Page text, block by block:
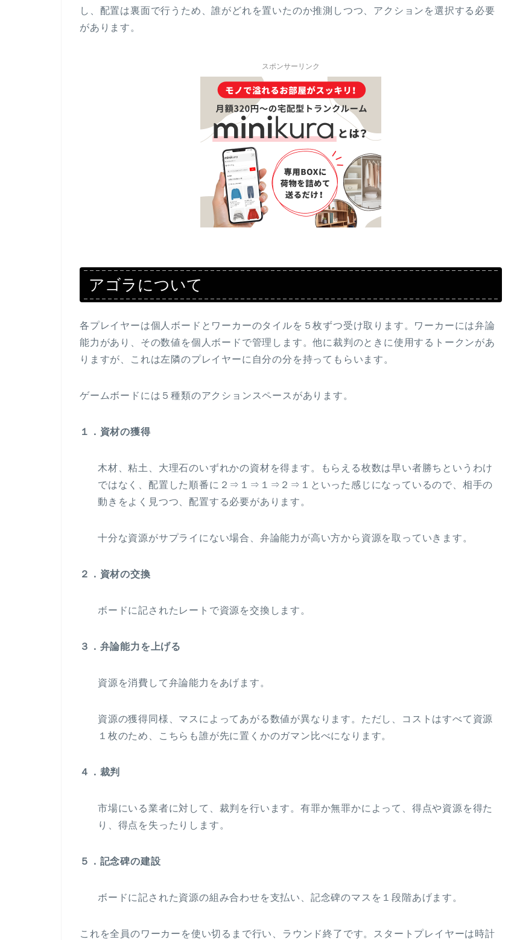
し、配置は裏面で行うため、誰がどれを置いたのか推測しつつ、アクションを選択する必要
があります。
スポンサーリンク
アゴラについて
各プレイヤーは個人ボードとワーカーのタイルを５枚ずつ受け取ります。ワーカーには弁論
能力があり、その数値を個人ボードで管理します。他に裁判のときに使用するトークンがあ
りますが、これは左隣のプレイヤーに自分の分を持ってもらいます。
ゲームボードには５種類のアクションスペースがあります。
１．資材の獲得
木材、粘土、大理石のいずれかの資材を得ます。もらえる枚数は早い者勝ちというわけ
ではなく、配置した順番に２⇒１⇒１⇒２⇒１といった感じになっているので、相手の
動きをよく見つつ、配置する必要があります。
十分な資源がサプライにない場合、弁論能力が高い方から資源を取っていきます。
２．資材の交換
ボードに記されたレートで資源を交換します。
３．弁論能力を上げる
資源を消費して弁論能力をあげます。
資源の獲得同様、マスによってあがる数値が異なります。ただし、コストはすべて資源
１枚のため、こちらも誰が先に置くかのガマン比べになります。
４．裁判
市場にいる業者に対して、裁判を行います。有罪か無罪かによって、得点や資源を得た
り、得点を失ったりします。
５．記念碑の建設
ボードに記された資源の組み合わせを支払い、記念碑のマスを１段階あげます。
これを全員のワーカーを使い切るまで行い、ラウンド終了です。スタートプレイヤーは時計